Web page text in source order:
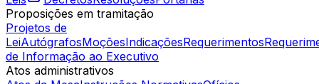
Proposições em tramitação
Projetos de
LeiAutógrafosMoçõesIndicaçõesRequerimentos
de Informação ao Executivo
Atos administrativos